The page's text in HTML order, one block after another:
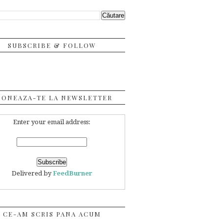
SUBSCRIBE & FOLLOW
TE LA NEWSLETTER
Enter your email address:
Delivered byFeedBurner
CE-AM SCRIS PANA ACUM